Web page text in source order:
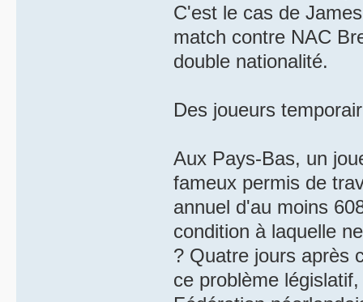
C'est le cas de
match contre NAC
double nationalité.
Des joueurs
Aux Pays-Bas, un
fameux permis de
annuel d'au moins
condition à laquelle
? Quatre jours après
ce problème